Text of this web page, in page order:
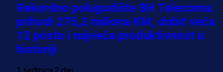
Rekordno polugodište BH Telecoma:
prihodi 275,2 miliona KM, dobit veća
12 posto i najveća produktivnost u
historiji